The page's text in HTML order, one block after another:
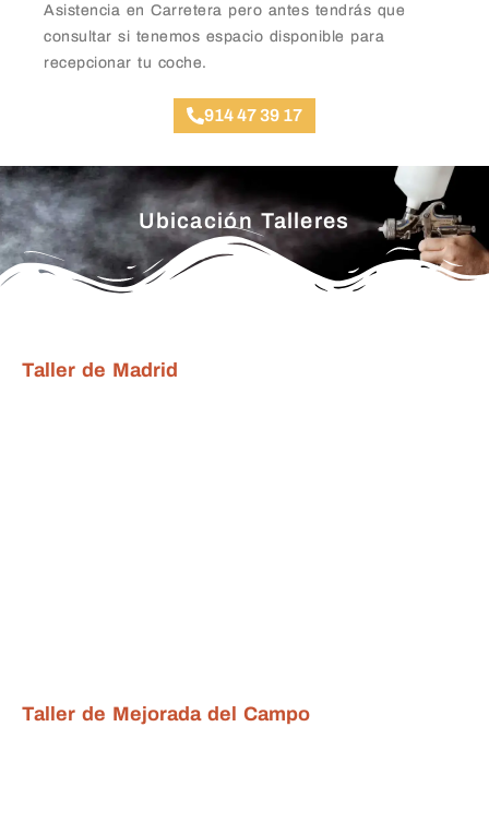
Asistencia en Carretera pero antes tendrás que
consultar si tenemos espacio disponible para
recepcionar tu coche.
914 47 39 17
Ubicación Talleres
Taller de Madrid
Taller de Mejorada del Campo